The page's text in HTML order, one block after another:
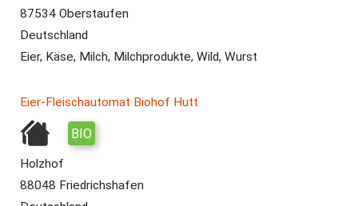
87534 Oberstaufen
Deutschland
Eier, Käse, Milch, Milchprodukte, Wild, Wurst
Eier-Fleischautomat Biohof Hutt
BIO
Holzhof
88048 Friedrichshafen